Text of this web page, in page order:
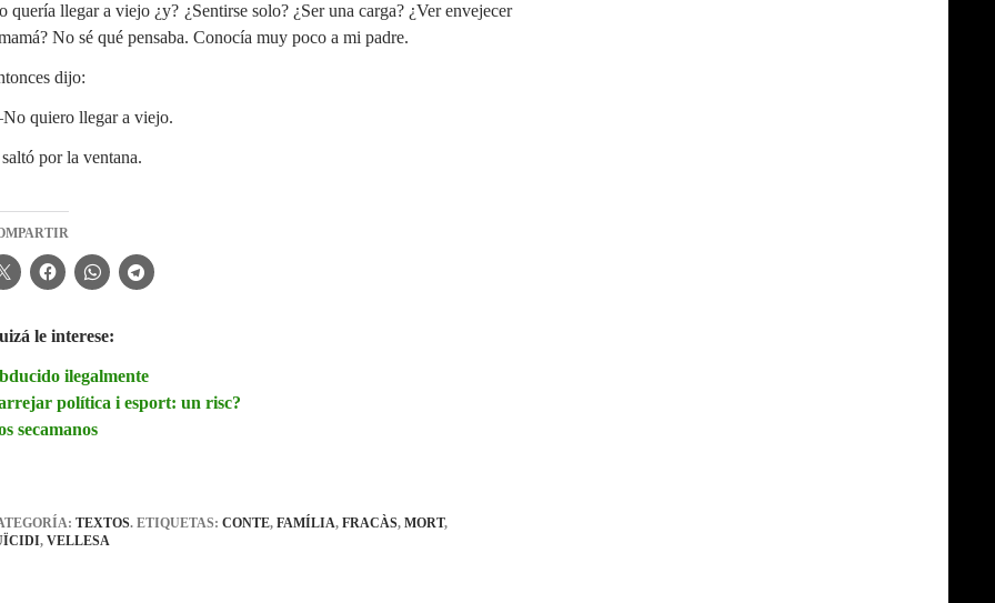
quería llegar a viejo ¿y? ¿Sentirse solo? ¿Ser una carga? ¿Ver envejecer
No sé qué pensaba. Conocía muy poco a mi padre.
dijo:
quiero llegar a viejo.
por la ventana.
le interese:
ilegalmente
política i esport: un risc?
secamanos
TEXTOS. ETIQUETAS: CONTE, FAMÍLIA, FRACÀS, MORT,
, VELLESA